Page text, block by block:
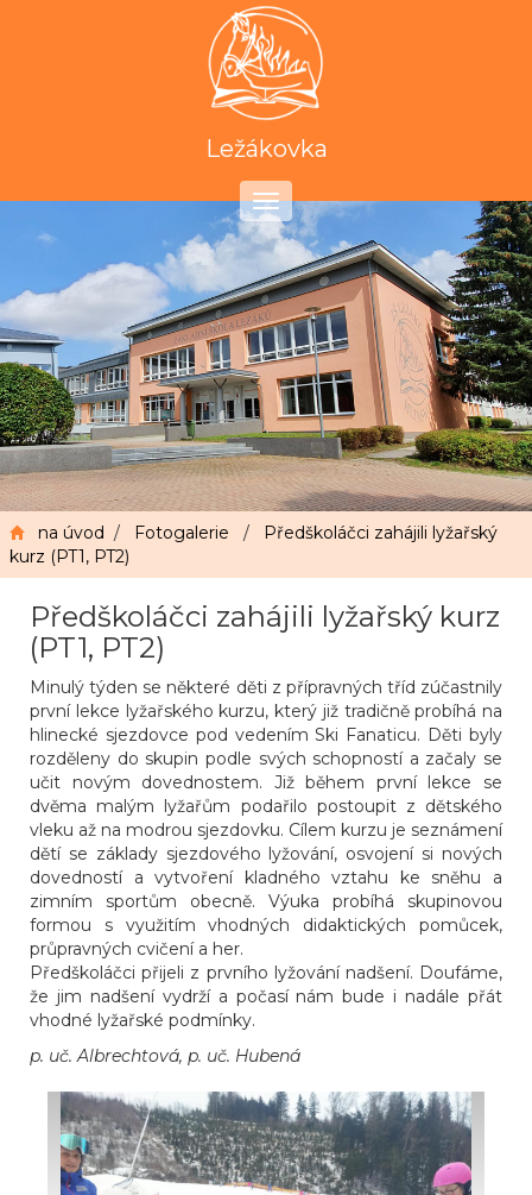
Ležákovka
Toggle
navigation
na úvod / Fotogalerie / Předškoláčci zahájili lyžařský
kurz (PT1, PT2)
Předškoláčci zahájili lyžařský kurz
(PT1, PT2)
Minulý týden se některé děti z přípravných tříd zúčastnily
první lekce lyžařského kurzu, který již tradičně probíhá na
hlinecké sjezdovce pod vedením Ski Fanaticu. Děti byly
rozděleny do skupin podle svých schopností a začaly se
učit novým dovednostem. Již během první lekce se
dvěma malým lyžařům podařilo postoupit z dětského
vleku až na modrou sjezdovku. Cílem kurzu je seznámení
dětí se základy sjezdového lyžování, osvojení si nových
dovedností a vytvoření kladného vztahu ke sněhu a
zimním sportům obecně. Výuka probíhá skupinovou
formou s využitím vhodných didaktických pomůcek,
průpravných cvičení a her.
Předškoláčci přijeli z prvního lyžování nadšení. Doufáme,
že jim nadšení vydrží a počasí nám bude i nadále přát
vhodné lyžařské podmínky.
p. uč. Albrechtová, p. uč. Hubená